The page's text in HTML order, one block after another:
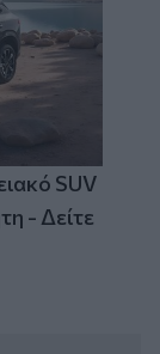
SUV
- Δείτε